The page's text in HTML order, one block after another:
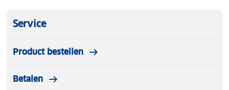
Service
Product bestellen
Betalen